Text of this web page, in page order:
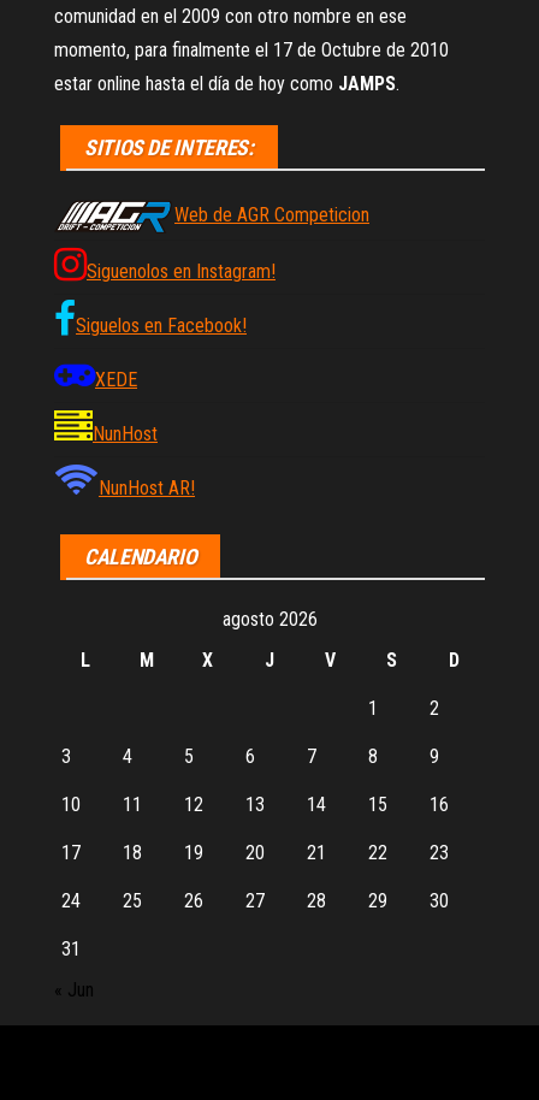
comunidad en el 2009 con otro nombre en ese
momento, para finalmente el 17 de Octubre de 2010
estar online hasta el día de hoy como JAMPS.
SITIOS DE INTERES:
Web de AGR Competicion
Siguenolos en Instagram!
Siguelos en Facebook!
XEDE
NunHost
NunHost AR!
CALENDARIO
agosto 2026
L
M X J V S D
1 2
3 4 5 6 7 8 9
10 11 12 13 14 15 16
17 18 19 20 21 22 23
24 25 26 27 28 29 30
31
« Jun